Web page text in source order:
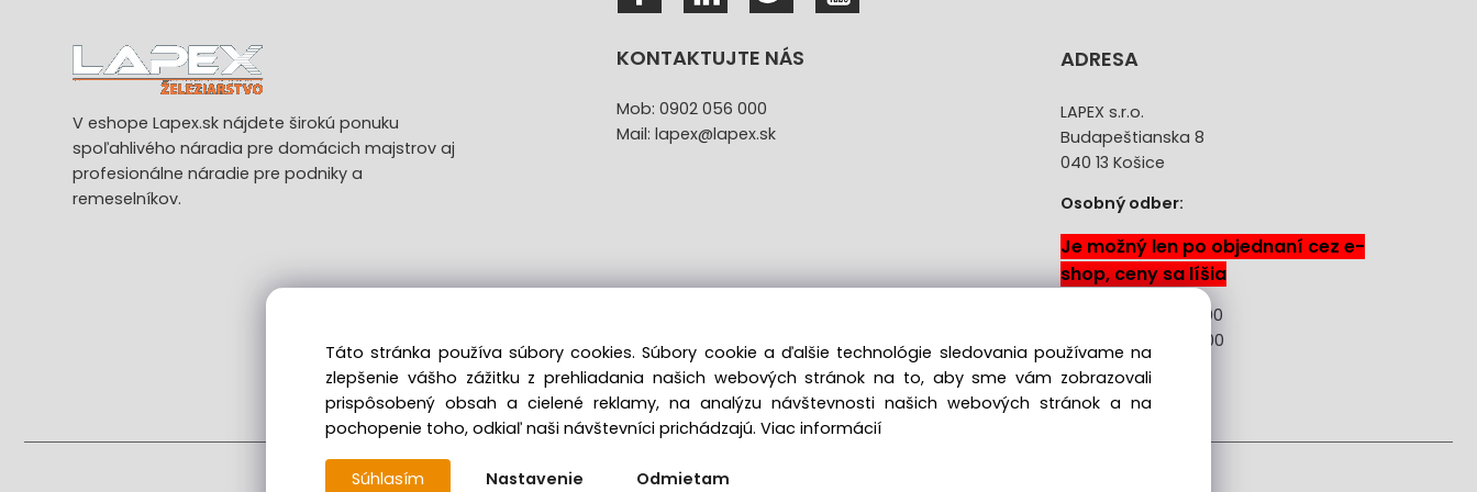
V eshope Lapex.sk nájdete širokú ponuku
spoľahlivého náradia pre domácich majstrov aj
profesionálne náradie pre podniky a
remeselníkov.
KONTAKTUJTE NÁS
Mob: 0902 056 000
Mail: lapex@lapex.sk
ADRESA
LAPEX s.r.o.
Budapeštianska 8
040 13 Košice
Osobný odber:
Je možný len po objednaní cez e-
shop, ceny sa líšia
Pon-Pia: 08:00 -18:00
Sobota: 08:00 - 13:00
Odstúpenie od kúpnej zmluvy uzavretej na diaľku bez registrácie
Copyright © 2022 lapex.sk, All rights reserved
Táto stránka používa súbory cookies. Súbory cookie a ďalšie technológie sledovania používame na
zlepšenie vášho zážitku z prehliadania našich webových stránok na to, aby sme vám zobrazovali
prispôsobený obsah a cielené reklamy, na analýzu návštevnosti našich webových stránok a na
pochopenie toho, odkiaľ naši návštevníci prichádzajú. Viac informácií
Súhlasím Nastavenie Odmietam